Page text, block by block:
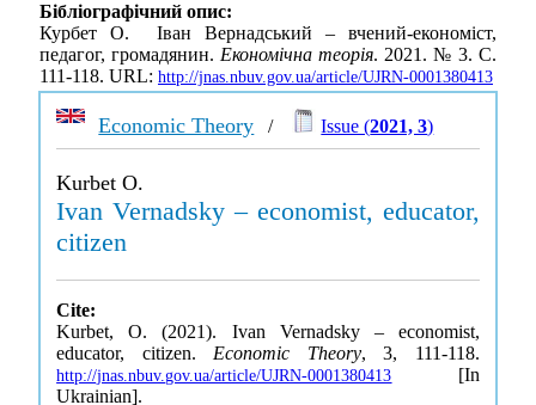
Бібліографічний опис:
Курбет О. Іван Вернадський – вчений-економіст,
педагог, громадянин. Економічна теорія. 2021. № 3. С.
111-118. URL: http://jnas.nbuv.gov.ua/article/UJRN-0001380413
Economic Theory / Issue (2021, 3)
Kurbet O.
Ivan Vernadsky – economist, educator,
citizen
Cite:
Kurbet, O. (2021). Ivan Vernadsky – economist,
educator, citizen. Economic Theory, 3, 111-118.
http://jnas.nbuv.gov.ua/article/UJRN-0001380413 [In
Ukrainian].